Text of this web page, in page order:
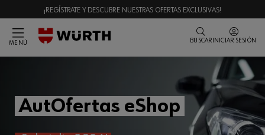
¡REGÍSTRATE Y DESCUBRE NUESTRAS OFERTAS EXCLUSIVAS!
MENÚ BUSCAR INICIAR SESIÓN
AutOfertas eShop